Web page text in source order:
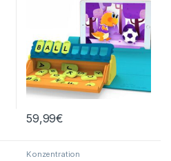
59,99€
Konzentration